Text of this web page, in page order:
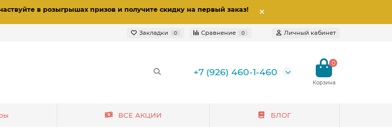
в розыгрышах призов и получите скидку на первый заказ!
Закладки 0 Сравнение 0 Личный кабинет
+7 (926) 460-1-460
0
ВСЕ АКЦИИ БЛОГ